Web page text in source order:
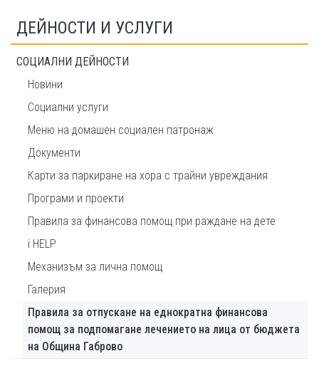
ДЕЙНОСТИ И УСЛУГИ
СОЦИАЛНИ ДЕЙНОСТИ
Новини
Социални услуги
Меню на домашeн социален патронаж
Документи
Карти за паркиране на хора с трайни увреждания
Програми и проекти
Правила за финансова помощ при раждане на дете
i HELP
Механизъм за лична помощ
Галерия
Правила за отпускане на еднократна финансова
помощ за подпомагане лечението на лица от бюджета
на Община Габрово